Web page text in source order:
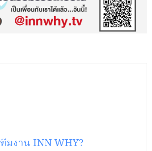
ทีมงาน INN WHY?